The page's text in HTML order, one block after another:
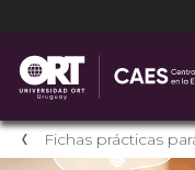
Fichas prácticas